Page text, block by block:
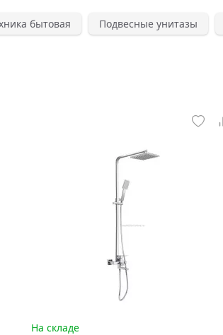
бытовая Подвесные унитазы
На складе